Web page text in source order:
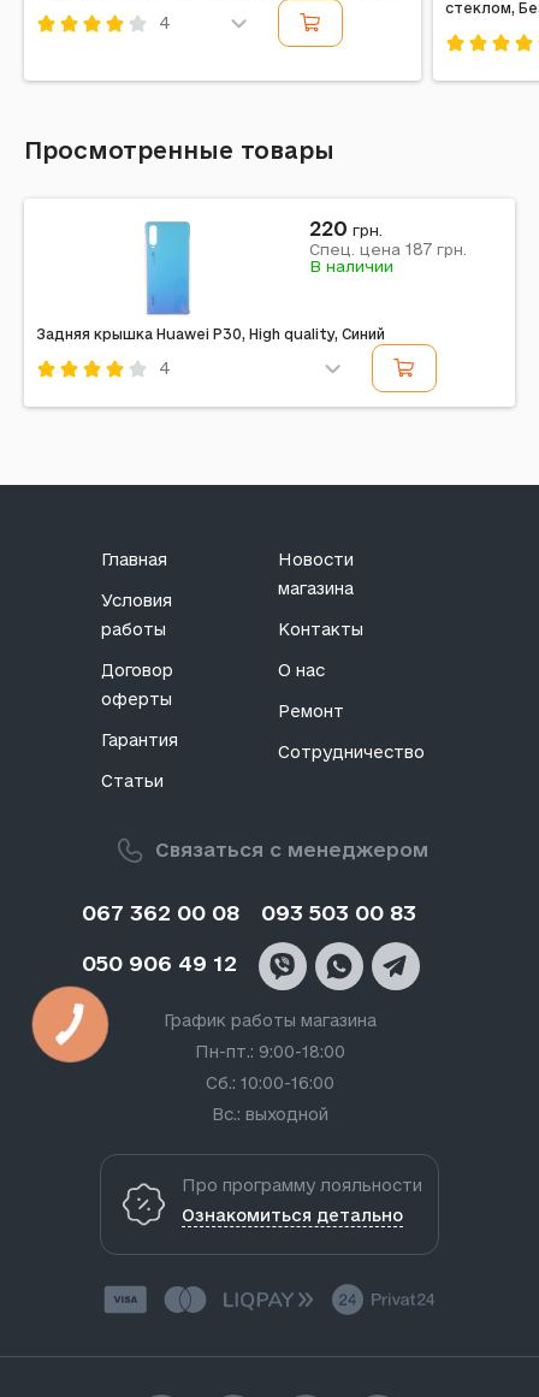
4
стеклом,
Просмотренные товары
Задняя крышка Huawei P30, High quality, Синий
4
220 грн.
Спец. цена 187 грн.
В наличии
Связаться с менеджером
067 362 00 08 093 503 00 83
050 906 49 12
График работы магазина
Пн-пт.: 9:00-18:00
Сб.: 10:00-16:00
Вс.: выходной
Главная
Условия
работы
Договор
оферты
Гарантия
Статьи
Новости
магазина
Контакты
О нас
Ремонт
Сотрудничество
Про программу лояльности
Ознакомиться детально